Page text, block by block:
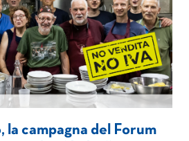
la campagna del Forum